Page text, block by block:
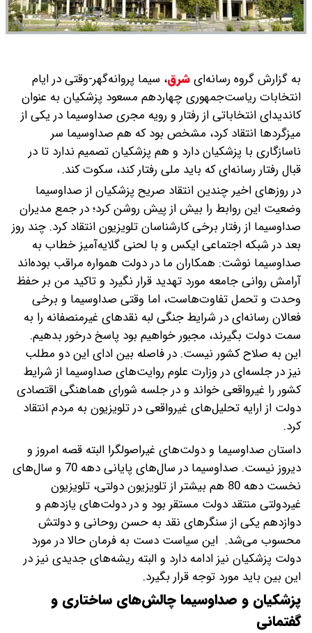
به گزارش گروه رسانه‌ایشرق، سیما پروانه‌گهر-وقتی در ایام
انتخابات ریاست‌جمهوری چهاردهم مسعود پزشکیان به عنوان
کاندیدای انتخاباتی از رفتار و رویه مجری صداوسیما در یکی از
میزگردها انتقاد کرد، مشخص بود که هم صداوسیما سر
ناسازگاری با پزشکیان دارد و هم پزشکیان تصمیم ندارد تا در
قبال رفتار رسانه‌ای که باید ملی رفتار کند، سکوت ‌کند.
در روزهای اخیر چندین انتقاد صریح پزشکیان از صداوسیما
وضعیت این روابط را بیش از پیش روشن کرد؛ در جمع مدیران
صداوسیما از رفتار برخی کارشناسان تلویزیون انتقاد کرد. چند روز
بعد در شبکه اجتماعی ایکس و با لحنی گلایه‌آمیز خطاب به
صداوسیما نوشت: همکاران ما در دولت همواره مراقب بوده‌اند
آرامش روانی جامعه مورد تهدید قرار نگیرد و تاکید من بر حفظ
وحدت و تحمل تفاوت‌هاست، اما وقتی صداوسیما و برخی
فعالان رسانه‌ای در شرایط جنگی لبه نقدهای غیرمنصفانه را به
سمت دولت بگیرند، مجبور خواهیم بود پاسخ درخور بدهیم.
این به صلاح کشور نیست. در فاصله بین ادای این دو مطلب
نیز در جلسه‌ای در وزارت علوم روایت‌های صداوسیما از شرایط
کشور را غیرواقعی خواند و در جلسه شورای هماهنگی اقتصادی
دولت از ارایه تحلیل‌های غیرواقعی در تلویزیون به مردم انتقاد
کرد.
داستان صداوسیما و دولت‌های غیراصولگرا البته قصه امروز و
دیروز نیست. صداوسیما در سال‌های پایانی دهه 70 و سال‌های
نخست دهه 80 هم بیشتر از تلویزیون دولتی، تلویزیون
غیردولتی منتقد دولت مستقر بود و در دولت‌های یازدهم و
دوازدهم یکی از سنگرهای نقد به حسن روحانی و دولتش
محسوب می‌شد. این سیاست دست به فرمان حالا در مورد
دولت پزشکیان نیز ادامه دارد و البته ریشه‌های جدیدی نیز در
این بین باید مورد توجه قرار بگیرد.
‌پزشکیان و صداوسیما چالش‌های ساختاری و
گفتمانی